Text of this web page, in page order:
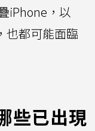
iPhone，以
也都可能面臨
些已出現